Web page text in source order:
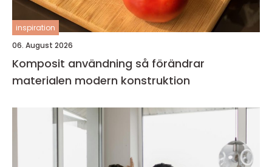
inspiration
06. August 2026
Komposit användning så förändrar
materialen modern konstruktion